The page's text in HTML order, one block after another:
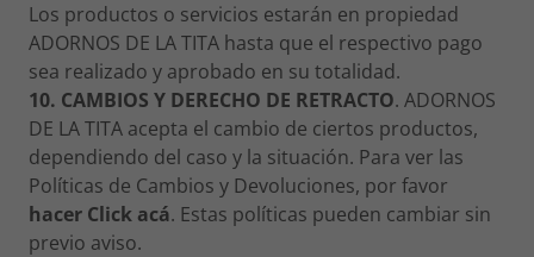
Los productos o servicios estarán en propiedad
ADORNOS DE LA TITA hasta que el respectivo pago
sea realizado y aprobado en su totalidad.
10. CAMBIOS Y DERECHO DE RETRACTO. ADORNOS
DE LA TITA acepta el cambio de ciertos productos,
dependiendo del caso y la situación. Para ver las
Políticas de Cambios y Devoluciones, por favor
hacer Click acá. Estas políticas pueden cambiar sin
previo aviso.